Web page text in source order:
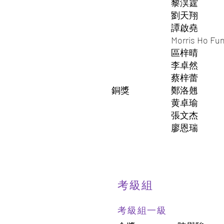
銅獎
黎淏霆
劉天翔
譚啟堯
Morris Ho
區梓晴
李卓然
蔡梓蕾
鄭洛翹
黄卓瑜
張文杰
廖恩瑞
考級組
考級組一級